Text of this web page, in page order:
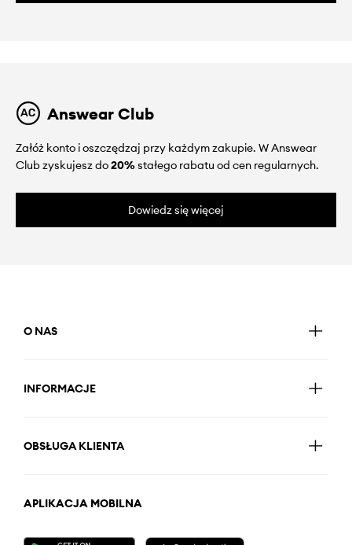
Answear Club
Załóż konto i oszczędzaj przy każdym zakupie. W Answear
Club zyskujesz do20%stałego rabatu od cen regularnych.
Dowiedz się więcej
O NAS
INFORMACJE
OBSŁUGA KLIENTA
APLIKACJA MOBILNA